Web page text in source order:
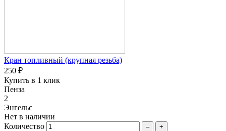
Кран топливный (крупная резьба)
250 ₽
Купить в 1 клик
Пенза
2
Энгельс
Нет в наличии
Количество
– +